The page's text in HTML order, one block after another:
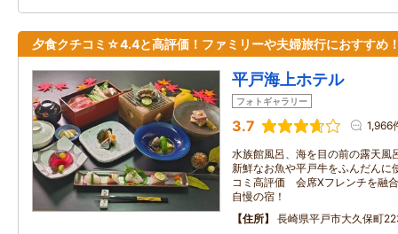
夕食クチコミ☆4.4と高評価！ファミリーや夫婦旅行におすすめ
平戸海上ホテル
フォトギャラリー
3.7 1,966
水族館風呂、海を目の前の露天風
新鮮なお魚や平戸牛をふんだんに
コミ高評価 会席Xフレンチを融
自慢の宿！
住所
長崎県平戸市大久保町